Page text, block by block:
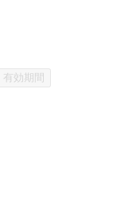
有効期間